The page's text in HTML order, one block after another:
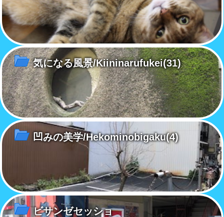
気になる風景/Kiininarufukei(31)
凹みの美学/Hekominobigaku(4)
ビサンゼセッショ